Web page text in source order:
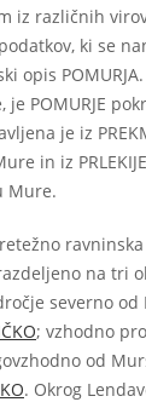
iz različnih
ki se
opis
je POMURJE
je iz
in iz
Mure.
na tri
severno od
; vzhodno
od
. Okrog